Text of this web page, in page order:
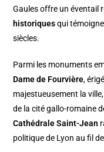
Gaules offre un éventail
historiquesqui
siècles.
Parmi les monuments
Dame de Fourvière,
majestueusement la
de la cité gallo-romaine
Cathédrale Saint-Jean
politique de Lyon au fil